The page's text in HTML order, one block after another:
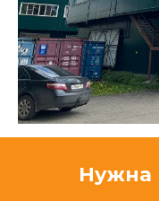
Нужна